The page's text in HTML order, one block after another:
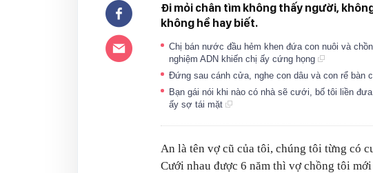
Đi mỏi chân tìm không thấy người,
không hề hay biết.
Chị bán nước đầu hẻm khen đứa con nuôi và
nghiệm ADN khiến chị ấy cứng họng
Đứng sau cánh cửa, nghe con dâu và con rể bàn
Bạn gái nói khi nào có nhà sẽ cưới, bố tôi liền
ấy sợ tái mặt
An là tên vợ cũ của tôi, chúng tôi từng có
Cưới nhau được 6 năm thì vợ chồng tôi